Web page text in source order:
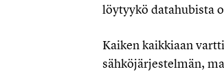
löytyykö datahubista
Kaiken kaikkiaan
sähköjärjestelmän,